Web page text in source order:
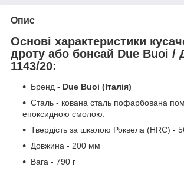
Опис
Основі характеристики
дроту або бонсай Due Buoi /
1143/20:
Бренд - Due Buoi (Італія)
Сталь - кована сталь пофарбована
епоксидною смолою.
Твердість за шкалою Роквела (HRC) -
Довжина - 200 мм
Вага - 790 г